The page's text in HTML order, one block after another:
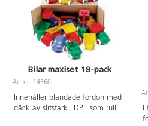
Bilar maxiset 18-pack
Art.nr: 14560
Innehåller blandade fordon med
däck av slitstark LDPE som rullar